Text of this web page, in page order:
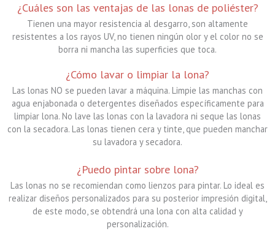
¿Cuáles son las ventajas de las lonas de poliéster?
Tienen una mayor resistencia al desgarro, son altamente
resistentes a los rayos UV, no tienen ningún olor y el color no se
borra ni mancha las superficies que toca.
¿Cómo lavar o limpiar la lona?
Las lonas NO se pueden lavar a máquina. Limpie las manchas con
agua enjabonada o detergentes diseñados específicamente para
limpiar lona. No lave las lonas con la lavadora ni seque las lonas
con la secadora. Las lonas tienen cera y tinte, que pueden manchar
su lavadora y secadora.
¿Puedo pintar sobre lona?
Las lonas no se recomiendan como lienzos para pintar. Lo ideal es
realizar diseños personalizados para su posterior impresión digital,
de este modo, se obtendrá una lona con alta calidad y
personalización.